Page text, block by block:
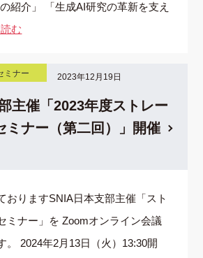
紹介」 「生成AI研究の革新を支え
む
ミナー 2023年12月19日
主催「2023年度ストレー
ミナー（第二回）」開催
おりますSNIA日本支部主催「スト
ミナー」を Zoomオンライン会議
。 2024年2月13日（火）13:30開